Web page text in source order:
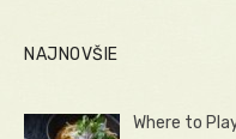
NAJNOVŠIE
Where to